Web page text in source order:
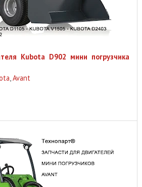
Kubota D902 мини погрузчика
,Avant